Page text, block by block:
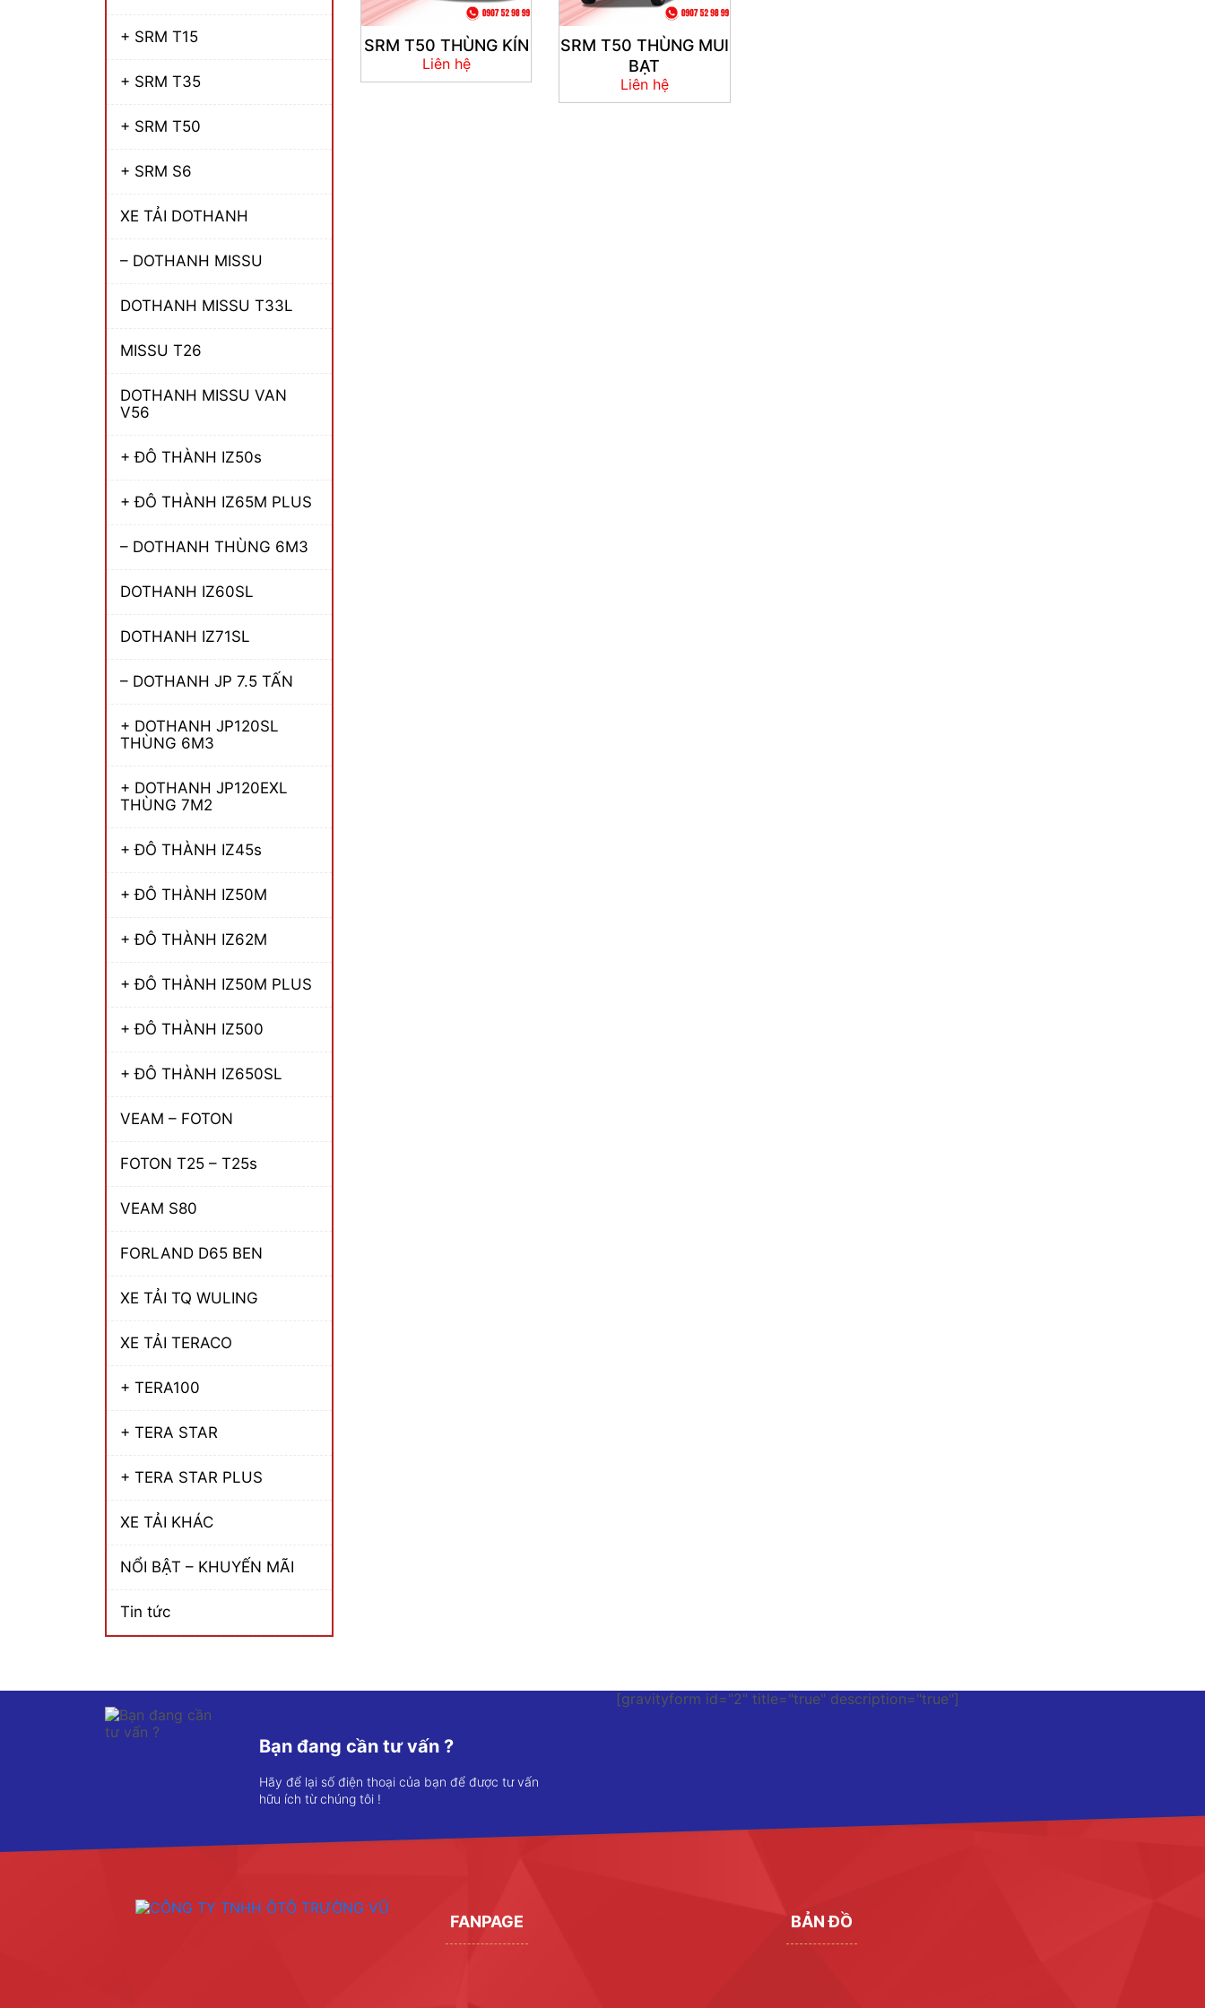
+ SRM T15
+ SRM T35
+ SRM T50
+ SRM S6
XE TẢI DOTHANH
– DOTHANH MISSU
DOTHANH MISSU T33L
MISSU T26
DOTHANH MISSU VAN
V56
+ ĐÔ THÀNH IZ50s
+ ĐÔ THÀNH IZ65M PLUS
– DOTHANH THÙNG 6M3
DOTHANH IZ60SL
DOTHANH IZ71SL
– DOTHANH JP 7.5 TẤN
+ DOTHANH JP120SL
THÙNG 6M3
+ DOTHANH JP120EXL
THÙNG 7M2
+ ĐÔ THÀNH IZ45s
+ ĐÔ THÀNH IZ50M
+ ĐÔ THÀNH IZ62M
+ ĐÔ THÀNH IZ50M PLUS
+ ĐÔ THÀNH IZ500
+ ĐÔ THÀNH IZ650SL
VEAM – FOTON
FOTON T25 – T25s
VEAM S80
FORLAND D65 BEN
XE TẢI TQ WULING
XE TẢI TERACO
+ TERA100
+ TERA STAR
+ TERA STAR PLUS
XE TẢI KHÁC
NỔI BẬT – KHUYẾN MÃI
Tin tức
SRM T50 THÙNG KÍN
Liên hệ
SRM T50 THÙNG MUI
BẠT
Liên hệ
Bạn đang cần tư vấn ?
Hãy để lại số điện thoại của bạn để được tư vấn
hữu ích từ chúng tôi !
[gravityform id="2" title="true" description="true"]
FANPAGE BẢN ĐỒ